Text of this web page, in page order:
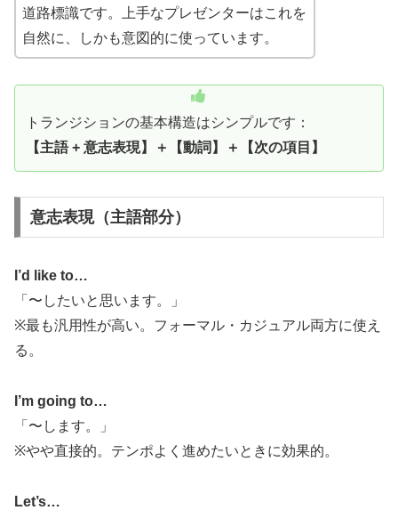
道路標識です。上手なプレゼンターはこれを
自然に、しかも意図的に使っています。
トランジションの基本構造はシンプルです：
【主語 + 意志表現】＋【動詞】＋【次の項目】
意志表現（主語部分）
I’d like to…
「〜したいと思います。」
※最も汎用性が高い。フォーマル・カジュアル両方に使え
る。
I’m going to…
「〜します。」
※やや直接的。テンポよく進めたいときに効果的。
Let’s…